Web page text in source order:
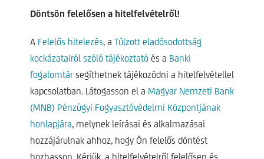
Döntsön felelősen a hitelfelvételről!
A Felelős hitelezés, a Túlzott eladósodottság
kockázatairól szóló tájékoztató és a Banki
fogalomtár segíthetnek tájékozódni a hitelfelvétellel
kapcsolatban. Látogasson el a Magyar Nemzeti Bank
(MNB) Pénzügyi Fogyasztóvédelmi Központjának
honlapjára, melynek leírásai és alkalmazásai
hozzájárulnak ahhoz, hogy Ön felelős döntést
hozhasson. Kérjük, a hitelfelvételről felelősen és